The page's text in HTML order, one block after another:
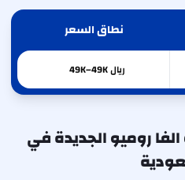
نطاق السعر
ريال 49K–49K
روميو الجديدة في